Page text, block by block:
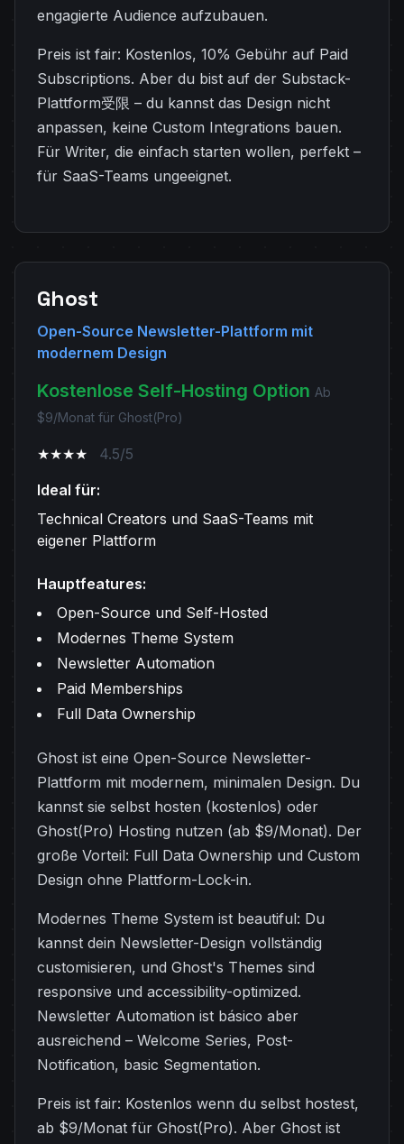
engagierte Audience aufzubauen.
Preis ist fair: Kostenlos, 10% Gebühr auf Paid
Subscriptions. Aber du bist auf der Substack-
Plattform受限 – du kannst das Design nicht
anpassen, keine Custom Integrations bauen.
Für Writer, die einfach starten wollen, perfekt –
für SaaS-Teams ungeeignet.
Ghost
Open-Source Newsletter-Plattform mit
modernem Design
Kostenlose Self-Hosting Option Ab
$9/Monat für Ghost(Pro)
★★★★
4.5/5
Ideal für:
Technical Creators und SaaS-Teams mit
eigener Plattform
Hauptfeatures:
Open-Source und Self-Hosted
Modernes Theme System
Newsletter Automation
Paid Memberships
Full Data Ownership
Ghost ist eine Open-Source Newsletter-
Plattform mit modernem, minimalen Design. Du
kannst sie selbst hosten (kostenlos) oder
Ghost(Pro) Hosting nutzen (ab $9/Monat). Der
große Vorteil: Full Data Ownership und Custom
Design ohne Plattform-Lock-in.
Modernes Theme System ist beautiful: Du
kannst dein Newsletter-Design vollständig
customisieren, und Ghost's Themes sind
responsive und accessibility-optimized.
Newsletter Automation ist básico aber
ausreichend – Welcome Series, Post-
Notification, basic Segmentation.
Preis ist fair: Kostenlos wenn du selbst hostest,
ab $9/Monat für Ghost(Pro). Aber Ghost ist